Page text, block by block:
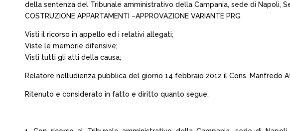
della sentenza del Tribunale amministrativo della Campania, sede di Napoli,
COSTRUZIONE APPARTAMENTI –APPROVAZIONE VARIANTE PRG
Visti il ricorso in appello ed i relativi allegati;
Viste le memorie difensive;
Visti tutti gli atti della causa;
Relatore nell’udienza pubblica del giorno 14 febbraio 2012 il Cons.
Ritenuto e considerato in fatto e diritto quanto segue.